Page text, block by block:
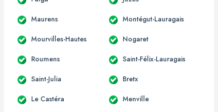
Maurens Montégut-Lauragais
Mourvilles-Hautes Nogaret
Roumens Saint-Félix-Lauragais
Saint-Julia Bretx
Le Castéra Menville